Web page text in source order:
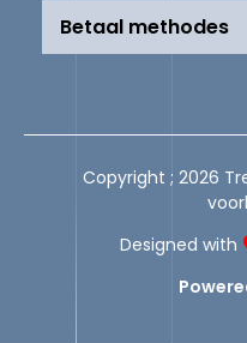
Betaal methodes
Copyright ; 2026
Designed with